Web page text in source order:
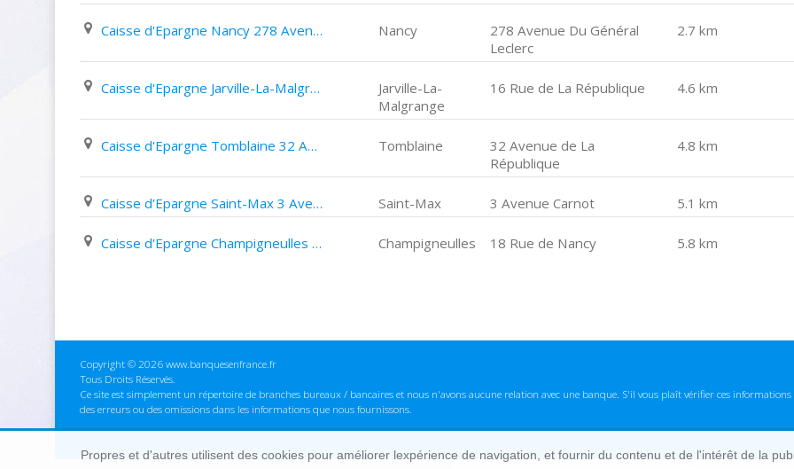
Caisse d'Epargne Nancy 278 Avenue Du Général Leclerc Nancy
278 Avenue Du Général
Leclerc
2.7 km
Caisse d'Epargne Jarville-La-Malgrange 16 Rue de La République
Jarville-La-
Malgrange
16 Rue de La République 4.6 km
Caisse d'Epargne Tomblaine 32 Avenue de La République Tomblaine
32 Avenue de La
République
4.8 km
Caisse d'Epargne Saint-Max 3 Avenue Carnot Saint-Max 3 Avenue Carnot 5.1 km
Caisse d'Epargne Champigneulles 18 Rue de Nancy Champigneulles 18 Rue de Nancy 5.8 km
Copyright © 2026 www.banquesenfrance.fr
Tous Droits Réservés.
Ce site est simplement un répertoire de branches bureaux / bancaires et nous n'avons aucune relation avec une banque. S'il vous plaît vérifier ces
des erreurs ou des omissions dans les informations que nous fournissons.
Propres et d'autres utilisent des cookies pour améliorer lexpérience de navigation, et fournir du contenu et de l'intérêt de la